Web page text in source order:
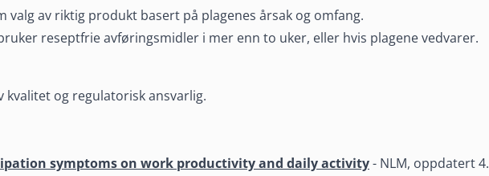
valg av riktig produkt basert på plagenes årsak og omfang.
reseptfrie avføringsmidler i mer enn to uker, eller hvis plagene vedvarer.
og regulatorisk ansvarlig.
symptoms on work productivity and daily activity- NLM, oppdatert 4.